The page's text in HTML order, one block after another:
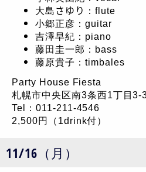
大島さゆり：flute
小郷正彦：guitar
吉澤早紀：piano
藤田圭一郎：bass
藤原貴子：timbales
Party House Fiesta
札幌市中央区南3条西1丁目
Tel：011-211-4546
2,500円（1drink付）
11/16（月）